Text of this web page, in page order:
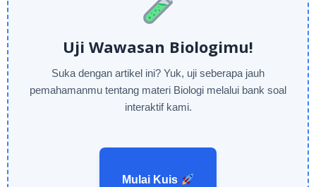
Uji Wawasan Biologimu!
Suka dengan artikel ini? Yuk, uji seberapa jauh
pemahamanmu tentang materi Biologi melalui bank soal
interaktif kami.
Mulai Kuis